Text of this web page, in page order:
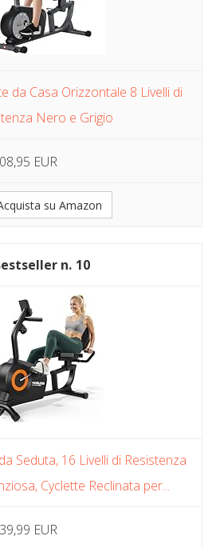
da Casa Orizzontale 8 Livelli di
Nero e Grigio
EUR
su Amazon
10
Seduta, 16 Livelli di Resistenza
Cyclette Reclinata per...
EUR